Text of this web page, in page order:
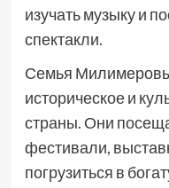
изучать музыку и
спектакли.
Семья
историческое и
страны. Они
фестивали,
погрузиться в